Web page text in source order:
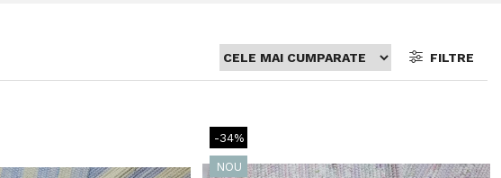
FILTRE
-34%
NOU